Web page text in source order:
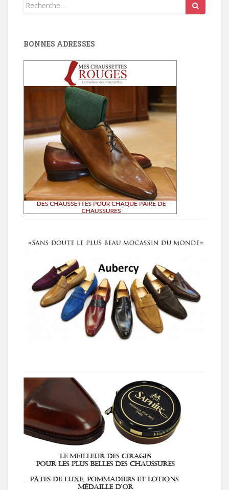
Search
BONNES ADRESSES